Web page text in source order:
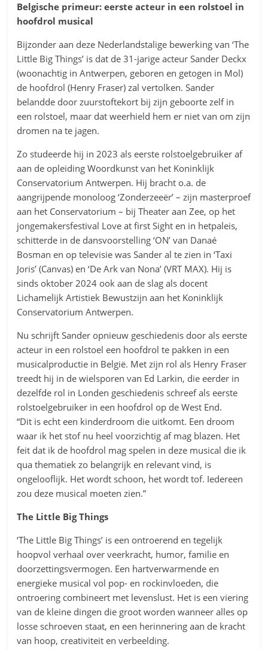
Belgische primeur: eerste acteur in een rolstoel in
hoofdrol musical
Bijzonder aan deze Nederlandstalige bewerking van ‘The
Little Big Things’ is dat de 31-jarige acteur Sander Deckx
(woonachtig in Antwerpen, geboren en getogen in Mol)
de hoofdrol (Henry Fraser) zal vertolken. Sander
belandde door zuurstoftekort bij zijn geboorte zelf in
een rolstoel, maar dat weerhield hem er niet van om zijn
dromen na te jagen.
Zo studeerde hij in 2023 als eerste rolstoelgebruiker af
aan de opleiding Woordkunst van het Koninklijk
Conservatorium Antwerpen. Hij bracht o.a. de
aangrijpende monoloog ‘Zonderzeeër’ – zijn masterproef
aan het Conservatorium – bij Theater aan Zee, op het
jongemakersfestival Love at first Sight en in hetpaleis,
schitterde in de dansvoorstelling ‘ON’ van Danaé
Bosman en op televisie was Sander al te zien in ‘Taxi
Joris’ (Canvas) en ‘De Ark van Nona’ (VRT MAX). Hij is
sinds oktober 2024 ook aan de slag als docent
Lichamelijk Artistiek Bewustzijn aan het Koninklijk
Conservatorium Antwerpen.
Nu schrijft Sander opnieuw geschiedenis door als eerste
acteur in een rolstoel een hoofdrol te pakken in een
musicalproductie in België. Met zijn rol als Henry Fraser
treedt hij in de wielsporen van Ed Larkin, die eerder in
dezelfde rol in Londen geschiedenis schreef als eerste
rolstoelgebruiker in een hoofdrol op de West End.
“Dit is echt een kinderdroom die uitkomt. Een droom
waar ik het stof nu heel voorzichtig af mag blazen. Het
feit dat ik de hoofdrol mag spelen in deze musical die ik
qua thematiek zo belangrijk en relevant vind, is
ongelooflijk. Het wordt schoon, het wordt tof. Iedereen
zou deze musical moeten zien.”
The Little Big Things
‘The Little Big Things’ is een ontroerend en tegelijk
hoopvol verhaal over veerkracht, humor, familie en
doorzettingsvermogen. Een hartverwarmende en
energieke musical vol pop- en rockinvloeden, die
ontroering combineert met levenslust. Het is een viering
van de kleine dingen die groot worden wanneer alles op
losse schroeven staat, en een herinnering aan de kracht
van hoop, creativiteit en verbeelding.